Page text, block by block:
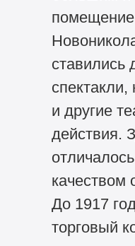
ставились
спектакли,
и другие
действия.
качеством
До 1917
торговый